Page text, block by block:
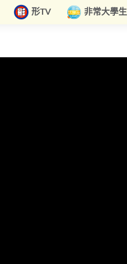
形TV 非常大學生